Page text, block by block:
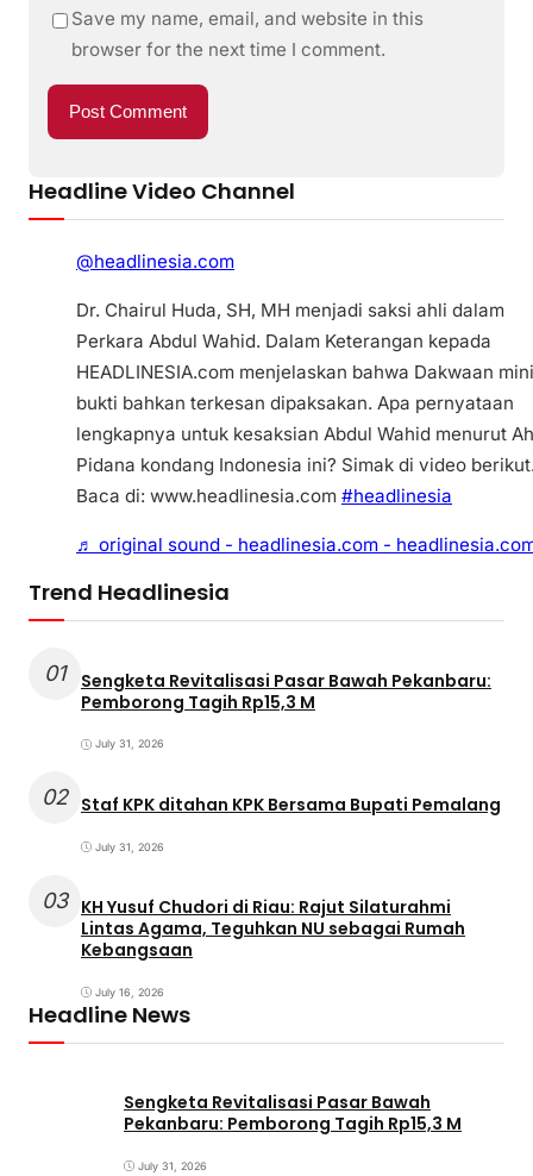
Save my name, email, and website in this
browser for the next time I comment.
Headline Video Channel
@headlinesia.com
Dr. Chairul Huda, SH, MH menjadi saksi ahli dalam
Perkara Abdul Wahid. Dalam Keterangan kepada
HEADLINESIA.com menjelaskan bahwa Dakwaan
bukti bahkan terkesan dipaksakan. Apa pernyataan
lengkapnya untuk kesaksian Abdul Wahid menurut
Pidana kondang Indonesia ini? Simak di video
Baca di: www.headlinesia.com #headlinesia
♬ original sound - headlinesia.com -
Trend Headlinesia
01
Sengketa Revitalisasi Pasar Bawah Pekanbaru:
Pemborong Tagih Rp15,3 M
July 31, 2026
02 Staf KPK ditahan KPK Bersama Bupati Pemalang
July 31, 2026
03 KH Yusuf Chudori di Riau: Rajut Silaturahmi
Lintas Agama, Teguhkan NU sebagai Rumah
Kebangsaan
July 16, 2026
Headline News
Sengketa Revitalisasi Pasar Bawah
Pekanbaru: Pemborong Tagih Rp15,3 M
July 31, 2026